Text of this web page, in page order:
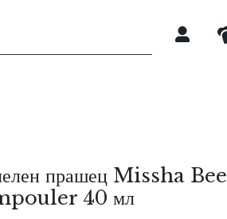
прашец Missha Bee
40 мл